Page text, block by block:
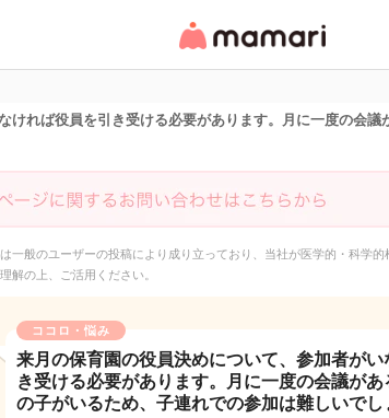
リ・情報サイト
ければ役員を引き受ける必要があります。月に一度の会
一般のユーザーの投稿により成り立っており、当社が医学的・科学的
解の上、ご活用ください。
ココロ・悩み
来月の保育園の役員決めについて、参加者がい
き受ける必要があります。月に一度の会議が
の子がいるため、子連れでの参加は難しいでし